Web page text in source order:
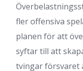
fler offensiva
planen för att
syftar till att
tvingar försvaret